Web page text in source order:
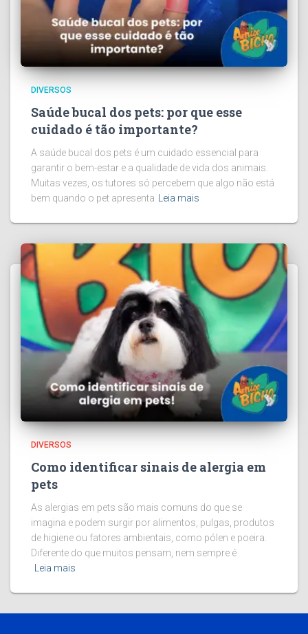
DIVERSOS
Saúde bucal dos pets: por que esse
cuidado é tão importante?
A saúde bucal dos pets é um cuidado essencial para
garantir o bem-estar e a qualidade de vida dos animais.
Muitas vezes, os tutores só percebem que algo não está
bem quando o pet apresenta Leia mais
DIVERSOS
Como identificar sinais de alergia em
pets
As alergias em pets são mais comuns do que se
imagina e podem surgir por alimentos, pulgas, produtos
de higiene ou fatores ambientais, como pólen e poeira.
Diferente do que muitos pensam, nem sempre é
Leia mais